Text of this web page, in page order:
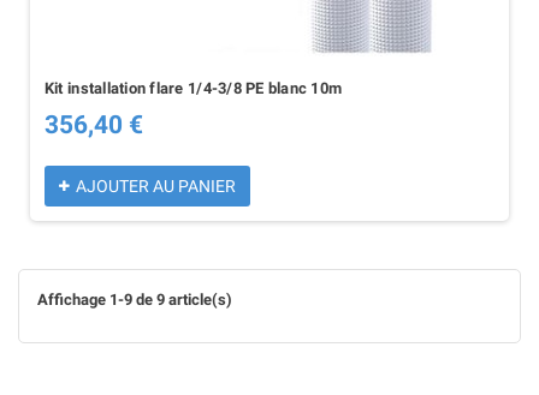
Kit installation flare 1/4-3/8 PE blanc 10m
356,40 €
AJOUTER AU PANIER
Affichage 1-9 de 9 article(s)